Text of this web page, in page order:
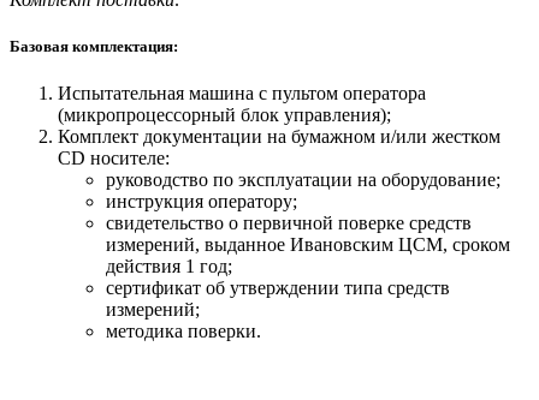
Базовая комплектация:
Испытательная машина с пультом оператора
(микропроцессорный блок управления);
Комплект документации на бумажном и/или жестком
СD носителе:
руководство по эксплуатации на оборудование;
инструкция оператору;
свидетельство о первичной поверке средств
измерений, выданное Ивановским ЦСМ, сроком
действия 1 год;
сертификат об утверждении типа средств
измерений;
методика поверки.